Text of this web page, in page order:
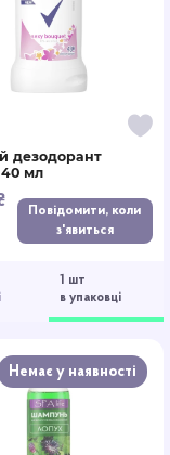
1 шт
в упаковці
дезодорант
40 мл
Повідомити, коли
з'явиться
Немає у наявності